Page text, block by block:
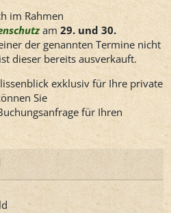
im Rahmen
am29. und 30.
der genannten Termine nicht
dieser bereits ausverkauft.
exklusiv für Ihre private
Sie
für Ihren